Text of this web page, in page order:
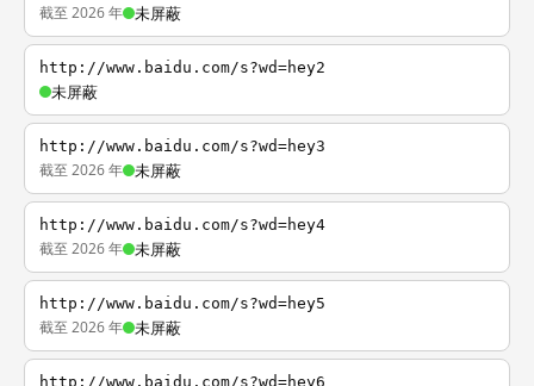
截至 2026 年 未屏蔽
http://www.baidu.com/s?wd=hey2
未屏蔽
http://www.baidu.com/s?wd=hey3
截至 2026 年 未屏蔽
http://www.baidu.com/s?wd=hey4
截至 2026 年 未屏蔽
http://www.baidu.com/s?wd=hey5
截至 2026 年 未屏蔽
http://www.baidu.com/s?wd=hey6